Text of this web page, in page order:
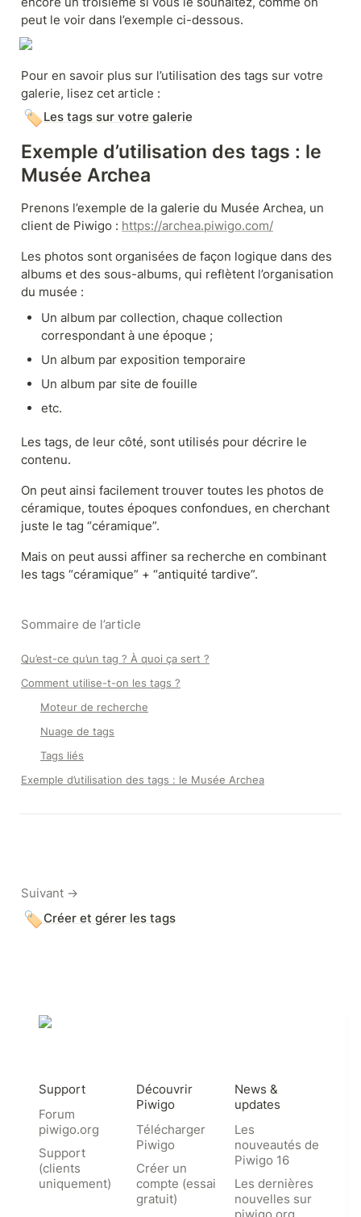
peut le voir dans l’exemple ci-dessous.
Pour en savoir plus sur l’utilisation des tags sur votre
galerie, lisez cet article :
🏷️Les tags sur votre galerie
Exemple d’utilisation des tags : le
Musée Archea
Prenons l’exemple de la galerie du Musée Archea, un
client de Piwigo : https://archea.piwigo.com/
Les photos sont organisées de façon logique dans des
albums et des sous-albums, qui reflètent l’organisation
du musée :
Un album par collection, chaque collection
correspondant à une époque ;
Un album par exposition temporaire
Un album par site de fouille
etc.
Les tags, de leur côté, sont utilisés pour décrire le
contenu.
On peut ainsi facilement trouver toutes les photos de
céramique, toutes époques confondues, en cherchant
juste le tag “céramique”.
Mais on peut aussi affiner sa recherche en combinant
les tags “céramique” + “antiquité tardive”.
Sommaire de l’article
Qu’est-ce qu’un tag ? À quoi ça sert ?
Comment utilise-t-on les tags ?
Moteur de recherche
Nuage de tags
Tags liés
Exemple d’utilisation des tags : le Musée Archea
Suivant →
🏷️Créer et gérer les tags
Support
Forum
piwigo.org
Support
(clients
uniquement)
Découvrir
Piwigo
Télécharger
Piwigo
Créer un
compte (essai
gratuit)
News &
updates
Les
nouveautés de
Piwigo 16
Les dernières
nouvelles sur